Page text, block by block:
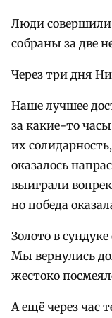
Люди
собраны за две
Через три дня
Наше лучшее
за какие-то
их
оказалось
выиграли
но победа
Золото в
Мы вернулись
жестоко
А ещё через час